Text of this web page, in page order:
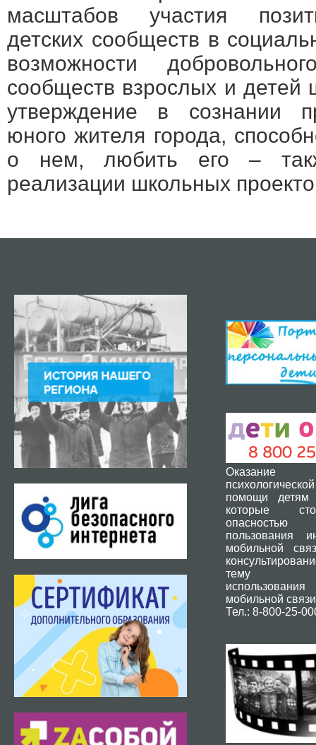
масштабов участия
детских сообществ в
возможности
сообществ взрослых и детей
утверждение в сознании
юного жителя города,
о нем, любить его –
реализации школьных
Оказание
помощи детям
которые
пользования
мобильной
тему
мобильной
Тел.: 8-800-25-